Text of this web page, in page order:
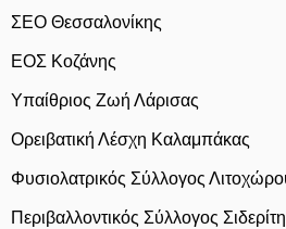
ΣΕΟ Θεσσαλονίκης
ΕΟΣ Κοζάνης
Υπαίθριος Ζωή Λάρισας
Ορειβατική Λέσχη Καλαμπάκας
Φυσιολατρικός Σύλλογος
Περιβαλλοντικός Σύλλογος